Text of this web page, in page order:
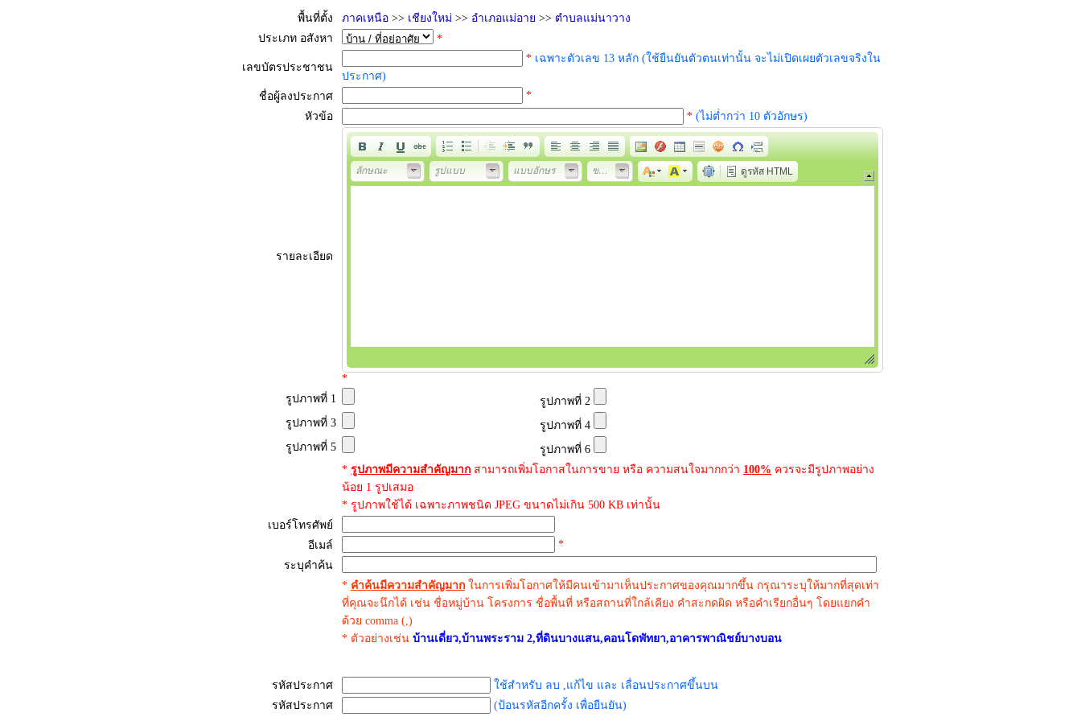
พื้นที่ตั้ง ภาคเหนือ >> เชียงใหม่ >> อำเภอแม่อาย >> ตำบลแม่นาวาง
ประเภท อสังหา
*
เลขบัตรประชาชน
* เฉพาะตัวเลข 13 หลัก (ใช้ยืนยันตัวตนเท่านั้น จะไม่เปิดเผยตัวเลขจริงใน
ประกาศ)
ชื่อผู้ลงประกาศ
*
หัวข้อ
* (ไม่ต่ำกว่า 10 ตัวอักษร)
รายละเอียด
ลักษณะ รูปแบบ แบบอักษร ขนาด ดูรหัส HTML
*
รูปภาพที่ 1
รูปภาพที่ 2
รูปภาพที่ 3
รูปภาพที่ 4
รูปภาพที่ 5
รูปภาพที่ 6
* รูปภาพมีความสำคัญมาก สามารถเพิ่มโอกาสในการขาย หรือ ความสนใจมากกว่า 100% ควรจะมีรูปภาพอย่าง
น้อย 1 รูปเสมอ
* รูปภาพใช้ได้ เฉพาะภาพชนิด JPEG ขนาดไม่เกิน 500 KB เท่านั้น
เบอร์โทรศัพย์
อีเมล์
*
ระบุคำค้น
* คำค้นมีความสำคัญมาก ในการเพิ่มโอกาศให้มีคนเข้ามาเห็นประกาศของคุณมากขึ้น กรุณาระบุให้มากที่สุดเท่า
ที่คุณจะนึกได้ เช่น ชื่อหมู่บ้าน โครงการ ชื่อพื้นที่ หรือสถานที่ใกล้เคียง คำสะกดผิด หรือคำเรียกอื่นๆ โดยแยกคำ
ด้วย comma (,)
* ตัวอย่างเช่น บ้านเดี่ยว,บ้านพระราม 2,ที่ดินบางแสน,คอนโดพัทยา,อาคารพาณิชย์บางบอน
รหัสประกาศ
ใช้สำหรับ ลบ ,แก้ไข และ เลื่อนประกาศขึ้นบน
รหัสประกาศ
(ป้อนรหัสอีกครั้ง เพื่อยืนยัน)